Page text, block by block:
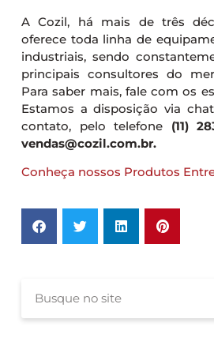
A Cozil, há mais de três
oferece toda linha de
industriais, sendo
principais consultores do
Para saber mais, fale com os
Estamos a disposição via
contato, pelo telefone (11)
vendas@cozil.com.br.
Conheça nossos Produtos